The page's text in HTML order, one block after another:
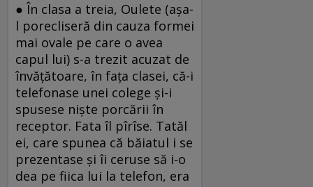
● În clasa a treia, Oulete (așa-
l porecliseră din cauza formei
mai ovale pe care o avea
capul lui) s-a trezit acuzat de
învățătoare, în fața clasei, că-i
telefonase unei colege și-i
spusese niște porcării în
receptor. Fata îl pîrîse. Tatăl
ei, care spunea că băiatul i se
prezentase și îi ceruse să i-o
dea pe fiica lui la telefon, era